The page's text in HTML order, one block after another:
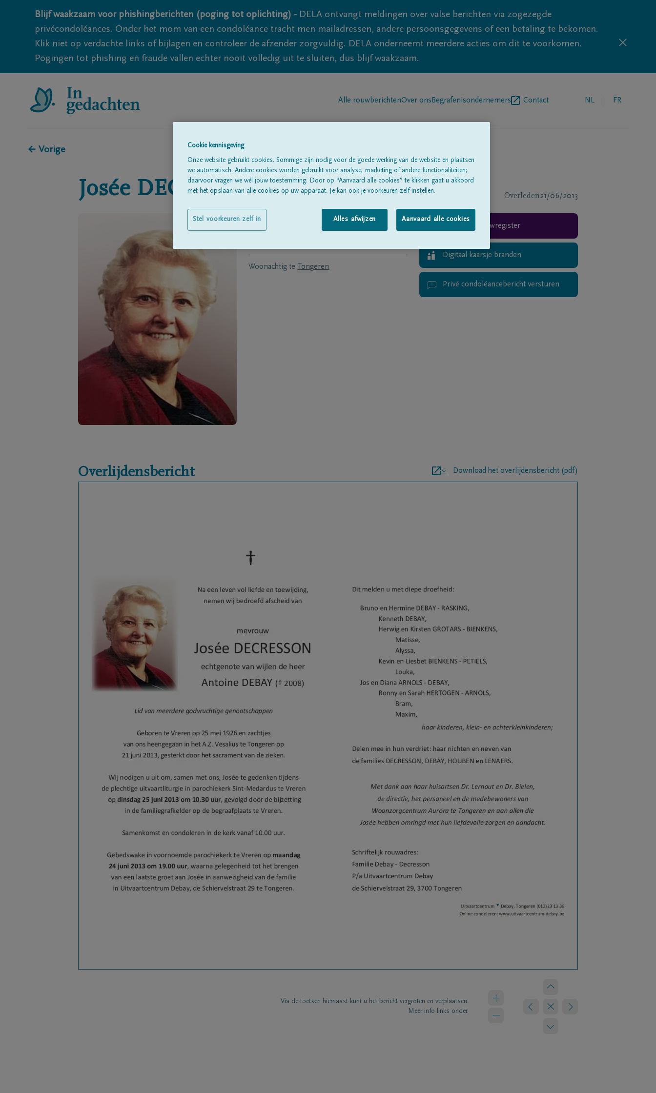
Blijf waakzaam voor phishingberichten (poging tot oplichting) - DELA ontvangt meldingen over valse berichten via zogezegde
privécondoléances. Onder het mom van een condoléance tracht men mailadressen, andere persoonsgegevens of een betaling te bekomen.
Klik niet op verdachte links of bijlagen en controleer de afzender zorgvuldig. DELA onderneemt meerdere acties om dit te voorkomen.
Pogingen tot phishing en fraude vallen echter nooit volledig uit te sluiten, dus blijf waakzaam.
Alle rouwberichtenOver ons Begrafenisondernemers Contact NL FR
← Vorige
Josée DECRESSON Overleden21/06/2013
Geboren te 25/05/1926
Woonachtig te Tongeren
Rouwregister
Digitaal kaarsje branden
Privé condoléancebericht versturen
Overlijdensbericht Download het overlijdensbericht (pdf)
Via de toetsen hiernaast kunt u het bericht vergroten en verplaatsen.
Meer info links onder.
Cookie kennisgeving
Onze website gebruikt cookies. Sommige zijn nodig voor de goede werking van de website en plaatsen
we automatisch. Andere cookies worden gebruikt voor analyse, marketing of andere functionaliteiten;
daarvoor vragen we wél jouw toestemming. Door op “Aanvaard alle cookies” te klikken gaat u akkoord
met het opslaan van alle cookies op uw apparaat. Je kan ook je voorkeuren zelf instellen.
Alles afwijzen Aanvaard alle cookies
Stel voorkeuren zelf in